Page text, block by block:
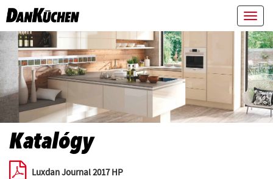
Katalógy
Luxdan Journal 2017 HP